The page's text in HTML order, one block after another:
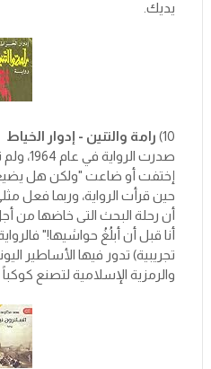
يديك.
10) رامة والتنين - إدوار الخياط
إختفت أو ضاعت "ولكن هل يضيع
حين قرأت الرواية، وربما فعل
أن رحلة البحث التى خاضها من
أنا قبل أن أبلُغُ حواشيها!"
تجريبية) تدور فيها الأساطير
والرمزية الإسلامية لتصنع